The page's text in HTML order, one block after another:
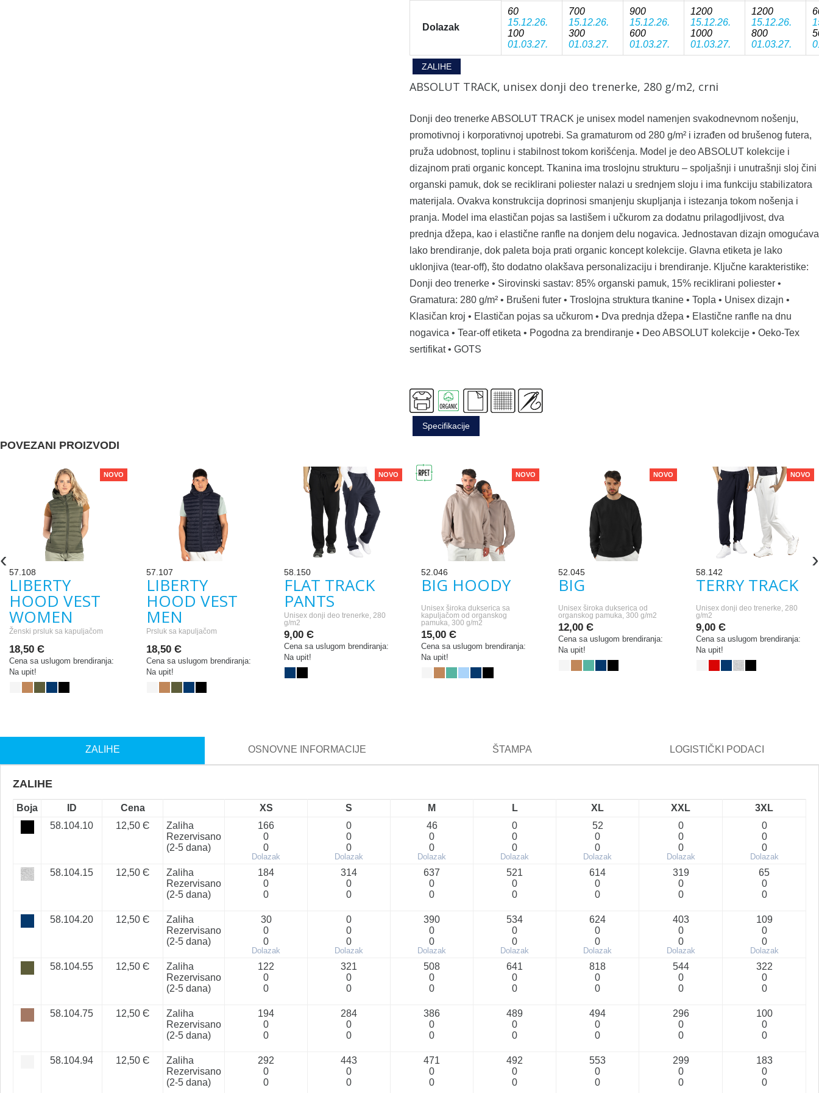
Dolazak
60
15.12.26.
100
01.03.27.
700
15.12.26.
300
01.03.27.
900
15.12.26.
600
01.03.27.
1200
15.12.26.
1000
01.03.27.
1200
15.12.26.
800
01.03.27.
ZALIHE
ABSOLUT TRACK, unisex donji deo trenerke, 280 g/m2, crni
Donji deo trenerke ABSOLUT TRACK je unisex model namenjen svakodnevnom nošenju,
promotivnoj i korporativnoj upotrebi. Sa gramaturom od 280 g/m² i izrađen od brušenog futera,
pruža udobnost, toplinu i stabilnost tokom korišćenja. Model je deo ABSOLUT kolekcije i
dizajnom prati organic koncept. Tkanina ima troslojnu strukturu – spoljašnji i unutrašnji sloj čini
organski pamuk, dok se reciklirani poliester nalazi u srednjem sloju i ima funkciju stabilizatora
materijala. Ovakva konstrukcija doprinosi smanjenju skupljanja i istezanja tokom nošenja i
pranja. Model ima elastičan pojas sa lastišem i učkurom za dodatnu prilagodljivost, dva
prednja džepa, kao i elastične ranfle na donjem delu nogavica. Jednostavan dizajn omogućava
lako brendiranje, dok paleta boja prati organic koncept kolekcije. Glavna etiketa je lako
uklonjiva (tear-off), što dodatno olakšava personalizaciju i brendiranje. Ključne karakteristike:
Donji deo trenerke • Sirovinski sastav: 85% organski pamuk, 15% reciklirani poliester •
Gramatura: 280 g/m² • Brušeni futer • Troslojna struktura tkanine • Topla • Unisex dizajn •
Klasičan kroj • Elastičan pojas sa učkurom • Dva prednja džepa • Elastične ranfle na dnu
nogavica • Tear-off etiketa • Pogodna za brendiranje • Deo ABSOLUT kolekcije • Oeko-Tex
sertifikat • GOTS
Specifikacije
POVEZANI PROIZVODI
NOVO
57.108
LIBERTY
HOOD VEST
WOMEN
Ženski prsluk sa kapuljačom
18,50 Є
Cena sa uslugom brendiranja:
Na upit!
57.107
LIBERTY
HOOD VEST
MEN
Prsluk sa kapuljačom
18,50 Є
Cena sa uslugom brendiranja:
Na upit!
NOVO
58.150
FLAT TRACK
PANTS
Unisex donji deo trenerke, 280
g/m2
9,00 Є
Cena sa uslugom brendiranja:
Na upit!
NOVO
52.046
BIG HOODY
Unisex široka dukserica sa
kapuljačom od organskog
pamuka, 300 g/m2
15,00 Є
Cena sa uslugom brendiranja:
Na upit!
NOVO
52.045
BIG
Unisex široka dukserica od
organskog pamuka, 300 g/m2
12,00 Є
Cena sa uslugom brendiranja:
Na upit!
NOVO
58.142
TERRY TRACK
Unisex donji deo trenerke, 280
g/m2
9,00 Є
Cena sa uslugom brendiranja:
Na upit!
‹ ›
ZALIHE OSNOVNE INFORMACIJE ŠTAMPA LOGISTIČKI PODACI
ZALIHE
Boja ID Cena XS S M L XL XXL
3XL
58.104.10
12,50 Є
Zaliha
Rezervisano
(2-5 dana)
166
0
0
Dolazak
0
0
0
Dolazak
46
0
0
Dolazak
0
0
0
Dolazak
52
0
0
Dolazak
0
0
0
Dolazak
0
0
0
Dolazak
58.104.15 12,50 Є
Zaliha
Rezervisano
(2-5 dana)
184
0
0
314
0
0
637
0
0
521
0
0
614
0
0
319
0
0
65
0
0
58.104.20 12,50 Є
Zaliha
Rezervisano
(2-5 dana)
30
0
0
Dolazak
0
0
0
Dolazak
390
0
0
Dolazak
534
0
0
Dolazak
624
0
0
Dolazak
403
0
0
Dolazak
109
0
0
Dolazak
58.104.55 12,50 Є
Zaliha
Rezervisano
(2-5 dana)
122
0
0
321
0
0
508
0
0
641
0
0
818
0
0
544
0
0
322
0
0
58.104.75 12,50 Є
Zaliha
Rezervisano
(2-5 dana)
194
0
0
284
0
0
386
0
0
489
0
0
494
0
0
296
0
0
100
0
0
58.104.94 12,50 Є
Zaliha
Rezervisano
(2-5 dana)
292
0
0
443
0
0
471
0
0
492
0
0
553
0
0
299
0
0
183
0
0